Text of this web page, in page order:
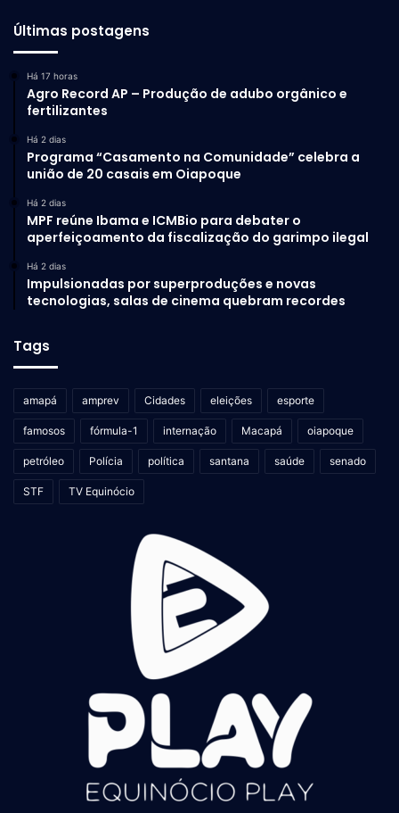
Últimas postagens
Há 17 horas
Agro Record AP – Produção de adubo orgânico e
fertilizantes
Há 2 dias
Programa “Casamento na Comunidade” celebra a
união de 20 casais em Oiapoque
Há 2 dias
MPF reúne Ibama e ICMBio para debater o
aperfeiçoamento da fiscalização do garimpo ilegal
Há 2 dias
Impulsionadas por superproduções e novas
tecnologias, salas de cinema quebram recordes
Tags
amapá amprev Cidades eleições esporte
famosos fórmula-1 internação Macapá oiapoque
petróleo Polícia política santana saúde senado
STF TV Equinócio